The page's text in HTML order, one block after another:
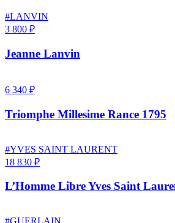
#LANVIN
3 800 ₽
Jeanne Lanvin
6 340 ₽
Triomphe Millesime Rance 1795
#YVES SAINT LAURENT
18 830 ₽
L’Homme Libre Yves Saint